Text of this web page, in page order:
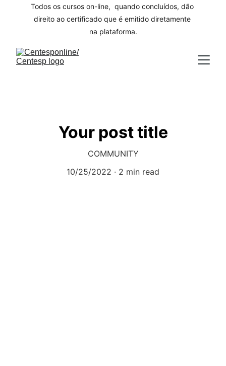
Todos os cursos on-line,  quando concluídos, dão
direito ao certificado que é emitido diretamente
na plataforma.
Your post title
COMMUNITY
10/25/2022
2 min read